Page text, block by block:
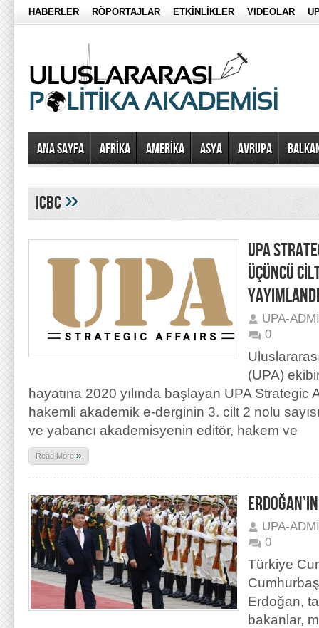
HABERLER RÖPORTAJLAR ETKİNLİKLER VIDEOLAR
Ana Sayfa AFRİKA AMERİKA ASYA AVRUPA
icbc»
UPA
ÜÇÜNCÜ
YAYIMLANDI
UPA-
0
(UPA)
hayatına 2020 yılında başlayan UPA Strategic
hakemli akademik e-derginin 3. cilt 2 nolu
ve yabancı akademisyenin editör, hakem ve
Read More »
UPA-
0
Türkiye
Erdoğan,
bakanlar,